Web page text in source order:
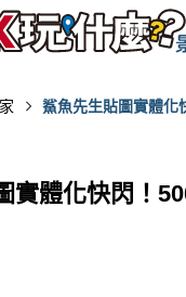
鯊魚先生貼圖實體化
實體化快閃！